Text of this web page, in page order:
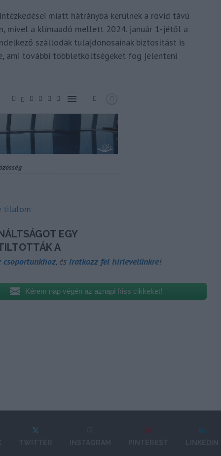
miatt hátrányba kerülnek a rövid távú
mivel a klímaadó mellett 2024. január 1-jétől a
szállodák tulajdonosainak biztosítást is
ami további többletköltségeket fog jelenteni
csoportunkhoz, és iratkozz fel hírlevelünkre!
Kérem nap végén az aznapi friss cikkeket!